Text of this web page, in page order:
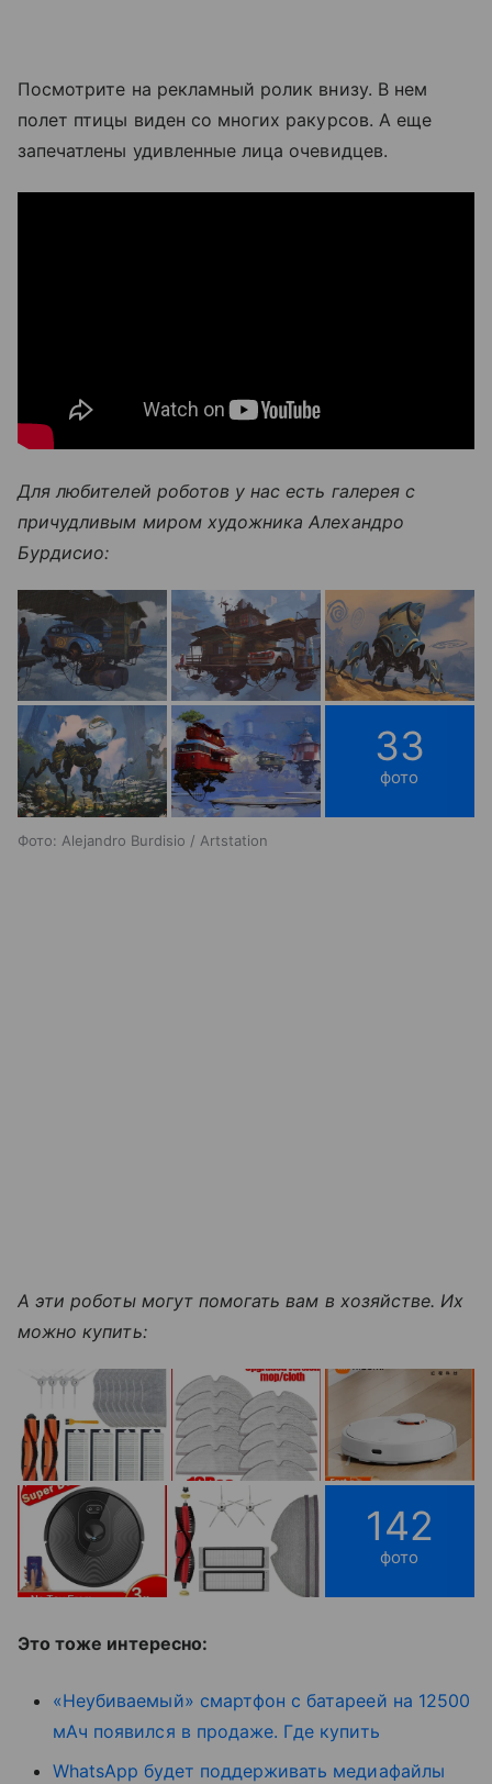
Посмотрите на рекламный ролик внизу. В нем
полет птицы виден со многих ракурсов. А еще
запечатлены удивленные лица очевидцев.
Для любителей роботов у нас есть галерея с
причудливым миром художника Алехандро
Бурдисио:
33
фото
Фото: Alejandro Burdisio / Artstation
Аэти роботы могут помогать вам в хозяйстве. Их
можно купить:
142
фото
Это тоже интересно:
«Неубиваемый» смартфон с батареей на 12500
мАч появился в продаже. Где купить
WhatsApp будет поддерживать медиафайлы